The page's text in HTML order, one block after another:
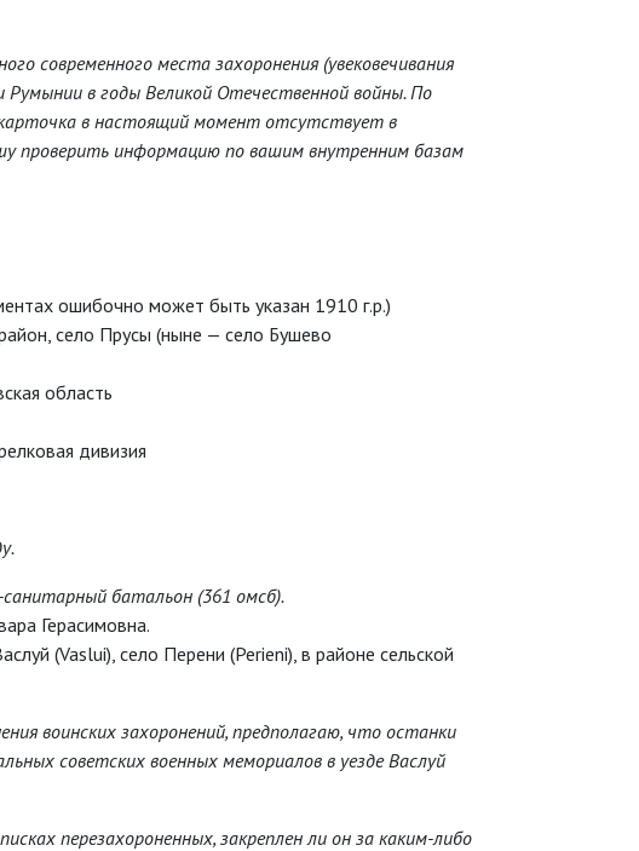
современного места захоронения (увековечивания
в годы Великой Отечественной войны. По
в настоящий момент отсутствует в
проверить информацию по вашим внутренним базам
ошибочно может быть указан 1910 г.р.)
село Прусы (ныне — село Бушево
область
дивизия
батальон (361 омсб).
Герасимовна.
(Vaslui), село Перени (Perieni), в районе сельской
воинских захоронений, предполагаю, что останки
советских военных мемориалов в уезде Васлуй
перезахороненных, закреплен ли он за каким-либо